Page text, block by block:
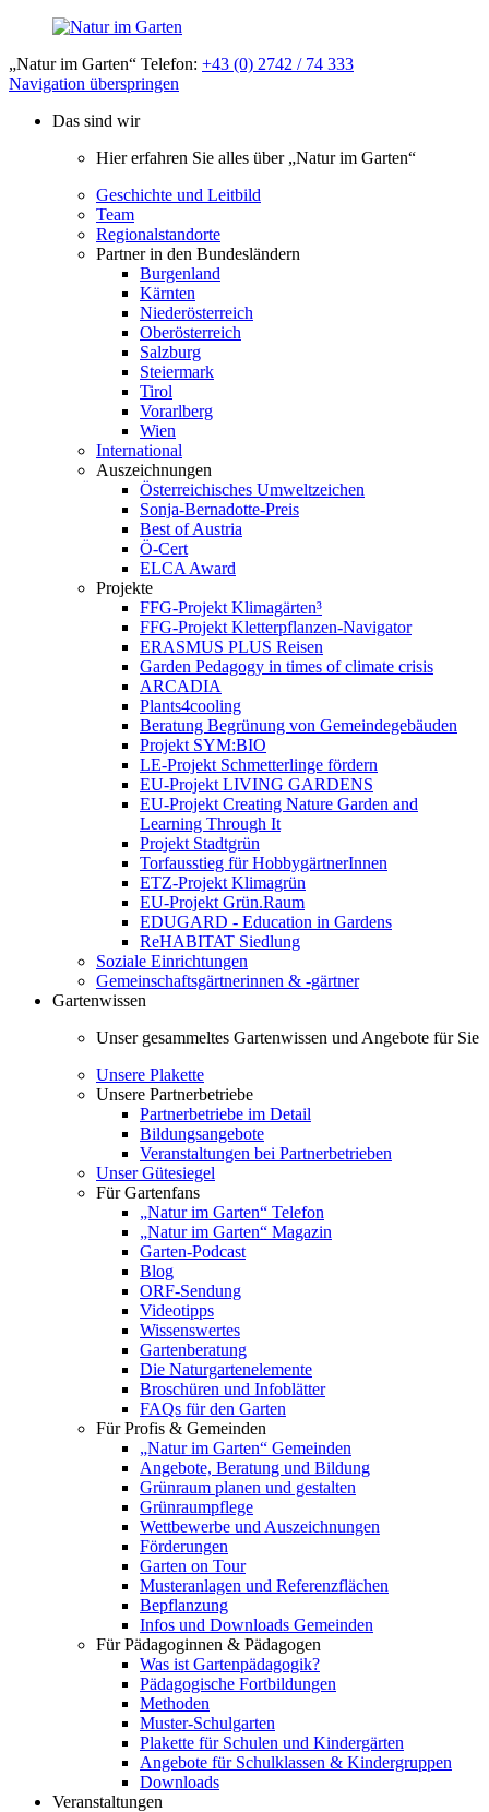
„Natur im Garten“ Telefon: +43 (0) 2742 / 74 333
Navigation überspringen
Das sind wir
Hier erfahren Sie alles über „Natur im Garten“
Geschichte und Leitbild
Team
Regionalstandorte
Partner in den Bundesländern
Burgenland
Kärnten
Niederösterreich
Oberösterreich
Salzburg
Steiermark
Tirol
Vorarlberg
Wien
International
Auszeichnungen
Österreichisches Umweltzeichen
Sonja-Bernadotte-Preis
Best of Austria
Ö-Cert
ELCA Award
Projekte
FFG-Projekt Klimagärten³
FFG-Projekt Kletterpflanzen-Navigator
ERASMUS PLUS Reisen
Garden Pedagogy in times of climate crisis
ARCADIA
Plants4cooling
Beratung Begrünung von Gemeindegebäuden
Projekt SYM:BIO
LE-Projekt Schmetterlinge fördern
EU-Projekt LIVING GARDENS
EU-Projekt Creating Nature Garden and
Learning Through It
Projekt Stadtgrün
Torfausstieg für HobbygärtnerInnen
ETZ-Projekt Klimagrün
EU-Projekt Grün.Raum
EDUGARD - Education in Gardens
ReHABITAT Siedlung
Soziale Einrichtungen
Gemeinschaftsgärtnerinnen & -gärtner
Gartenwissen
Unser gesammeltes Gartenwissen und Angebote für Sie
Unsere Plakette
Unsere Partnerbetriebe
Partnerbetriebe im Detail
Bildungsangebote
Veranstaltungen bei Partnerbetrieben
Unser Gütesiegel
Für Gartenfans
„Natur im Garten“ Telefon
„Natur im Garten“ Magazin
Garten-Podcast
Blog
ORF-Sendung
Videotipps
Wissenswertes
Gartenberatung
Die Naturgartenelemente
Broschüren und Infoblätter
FAQs für den Garten
Für Profis & Gemeinden
„Natur im Garten“ Gemeinden
Angebote, Beratung und Bildung
Grünraum planen und gestalten
Grünraumpflege
Wettbewerbe und Auszeichnungen
Förderungen
Garten on Tour
Musteranlagen und Referenzflächen
Bepflanzung
Infos und Downloads Gemeinden
Für Pädagoginnen & Pädagogen
Was ist Gartenpädagogik?
Pädagogische Fortbildungen
Methoden
Muster-Schulgarten
Plakette für Schulen und Kindergärten
Angebote für Schulklassen & Kindergruppen
Downloads
Veranstaltungen